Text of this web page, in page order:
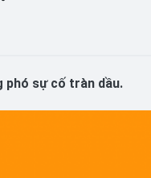
phó sự cố tràn dầu.